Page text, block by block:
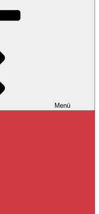
Menü